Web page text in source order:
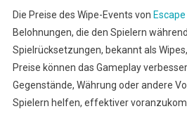
Die Preise des Wipe-Events von
Belohnungen, die den Spielern
Spielrücksetzungen, bekannt als
Preise können das Gameplay
Gegenstände, Währung oder andere
Spielern helfen, effektiver